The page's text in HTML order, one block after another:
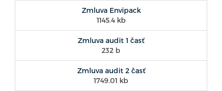
Zmluva Envipack
1145.4 kb
Zmluva audit 1 časť
232 b
Zmluva audit 2 časť
1749.01 kb